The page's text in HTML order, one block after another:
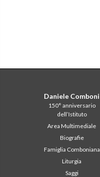
Daniele Comboni
150° anniversario
dell’Istituto
Area Multimediale
Biografie
Famiglia Comboniana
Liturgia
Saggi